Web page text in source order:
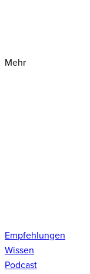
Mehr
Empfehlungen
Wissen
Podcast